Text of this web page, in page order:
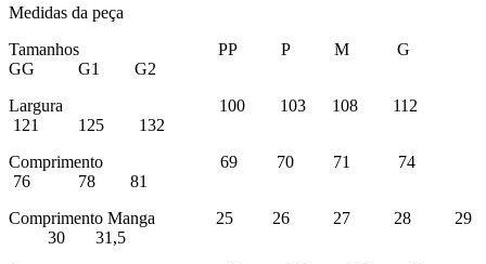
Medidas da peça
Tamanhos PP P M G
GG G1 G2
Largura 100 103 108 112
121 125 132
Comprimento 69 70 71 74
76 78 81
Comprimento Manga 25 26 27 28 29
30 31,5